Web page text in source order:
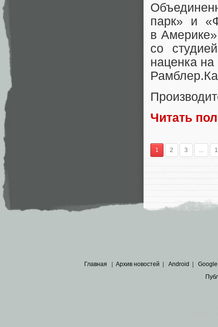
парк» и
в
со
наценка
Читать
1 2 3 ...
Главная Архив новостей Android Google